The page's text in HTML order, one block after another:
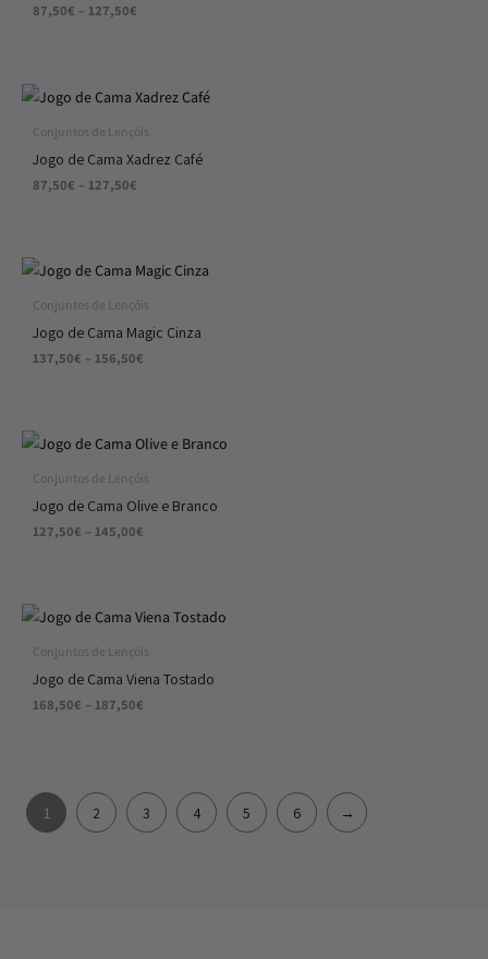
87,50€ – 127,50€
Conjuntos de Lençóis
Jogo de Cama Xadrez Café
87,50€ – 127,50€
Price
range:
87,50€
127,50€
Conjuntos de Lençóis
Jogo de Cama Magic Cinza
137,50€ – 156,50€
Price
range:
137,50€
156,50€
Conjuntos de Lençóis
Jogo de Cama Olive e Branco
127,50€ – 145,00€
Price
range:
127,50€
145,00€
Conjuntos de Lençóis
Jogo de Cama Viena Tostado
168,50€ – 187,50€
Price
range:
168,50€
187,50€
1 2 3 4 5 6 →